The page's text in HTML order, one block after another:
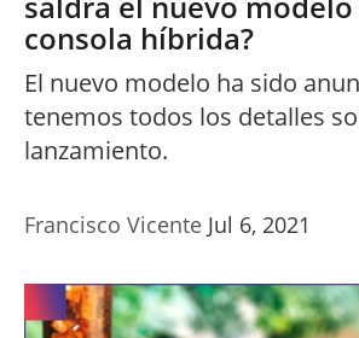
consola híbrida?
El nuevo modelo ha sido
tenemos todos los detalles
lanzamiento.
Francisco Vicente Jul 6, 2021